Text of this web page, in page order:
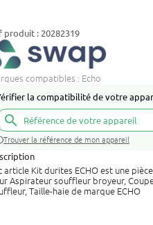
produit : 20282319
compatibles : Echo
la compatibilité de votre
search
Trouver la référence de mon appareil
article Kit durites ECHO est une
Aspirateur souffleur broyeur,
Taille-haie de marque ECHO